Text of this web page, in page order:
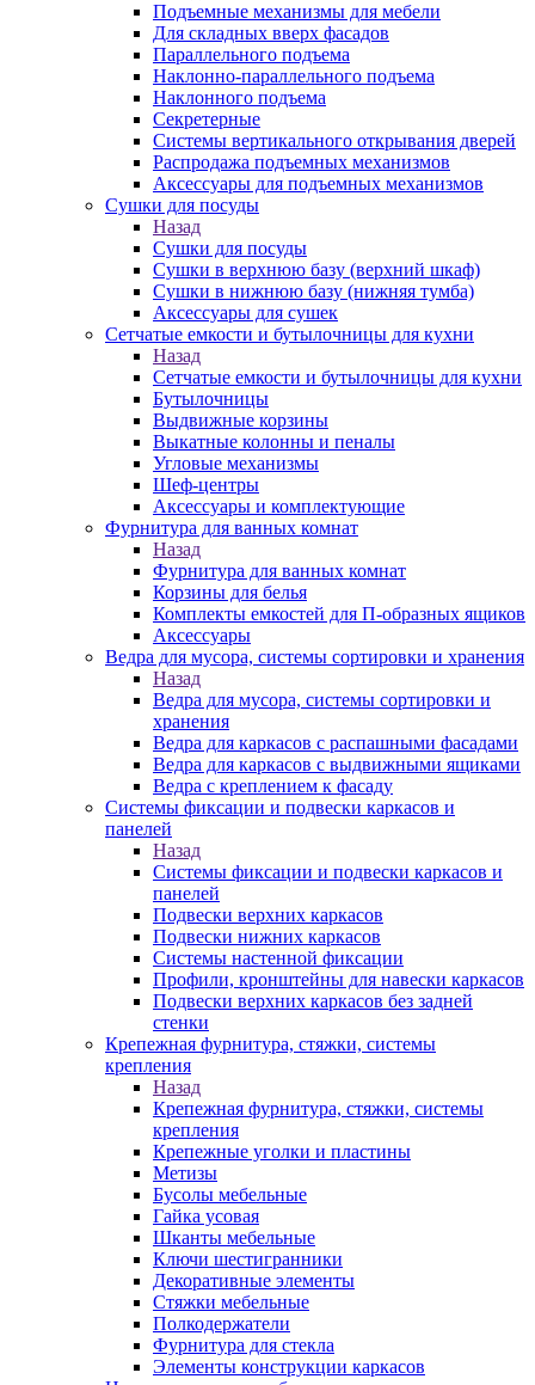
Подъемные механизмы для мебели
Для складных вверх фасадов
Параллельного подъема
Наклонно-параллельного подъема
Наклонного подъема
Секретерные
Системы вертикального открывания дверей
Распродажа подъемных механизмов
Аксессуары для подъемных механизмов
Сушки для посуды
Назад
Сушки для посуды
Сушки в верхнюю базу (верхний шкаф)
Сушки в нижнюю базу (нижняя тумба)
Аксессуары для сушек
Сетчатые емкости и бутылочницы для кухни
Назад
Сетчатые емкости и бутылочницы для кухни
Бутылочницы
Выдвижные корзины
Выкатные колонны и пеналы
Угловые механизмы
Шеф-центры
Аксессуары и комплектующие
Фурнитура для ванных комнат
Назад
Фурнитура для ванных комнат
Корзины для белья
Комплекты емкостей для П-образных ящиков
Аксессуары
Ведра для мусора, системы сортировки и хранения
Назад
Ведра для мусора, системы сортировки и
хранения
Ведра для каркасов с распашными фасадами
Ведра для каркасов с выдвижными ящиками
Ведра с креплением к фасаду
Системы фиксации и подвески каркасов и
панелей
Назад
Системы фиксации и подвески каркасов и
панелей
Подвески верхних каркасов
Подвески нижних каркасов
Системы настенной фиксации
Профили, кронштейны для навески каркасов
Подвески верхних каркасов без задней
стенки
Крепежная фурнитура, стяжки, системы
крепления
Назад
Крепежная фурнитура, стяжки, системы
крепления
Крепежные уголки и пластины
Метизы
Бусолы мебельные
Гайка усовая
Шканты мебельные
Ключи шестигранники
Декоративные элементы
Стяжки мебельные
Полкодержатели
Фурнитура для стекла
Элементы конструкции каркасов